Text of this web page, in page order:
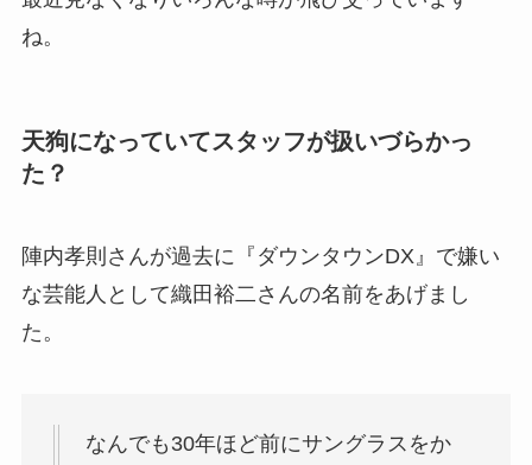
ね。
天狗になっていてスタッフが扱いづらかっ
た？
陣内孝則さんが過去に『ダウンタウンDX』で嫌い
な芸能人として織田裕二さんの名前をあげまし
た。
なんでも30年ほど前にサングラスをか